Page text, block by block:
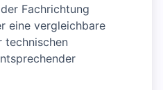
Fachrichtung
eine vergleichbare
technischen